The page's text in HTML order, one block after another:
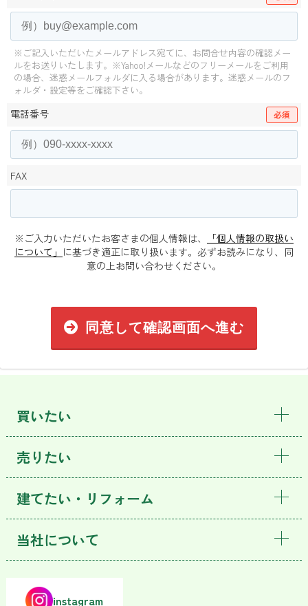
※ご記入いただいたメールアドレス宛てに、お問合せ内容の確認メー
ルをお送りいたします。 ※Yahoo!メールなどのフリーメールをご利用
の場合、迷惑メールフォルダに入る場合があります。 迷惑メールのフ
ォルダ・設定等をご確認下さい。
電話番号 必須
FAX
※ご入力いただいたお客さまの個人情報は、
「個人情報の取扱い
について」 に基づき適正に取り扱います。必ずお読みになり、同
意の上お問い合わせください。
同意して確認画面へ進む
買いたい
売りたい
建てたい・リフォーム
当社について
instagram